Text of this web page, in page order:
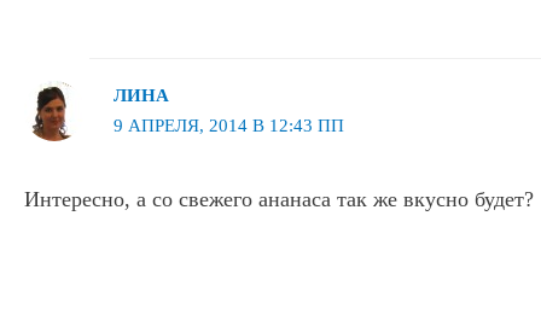
ЛИНА
9 АПРЕЛЯ, 2014 В 12:43 ПП
Интересно, а со свежего ананаса так же вкусно будет?